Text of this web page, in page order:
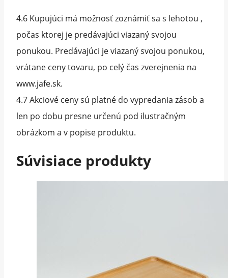
4.6 Kupujúci má možnosť zoznámiť sa s lehotou ,
počas ktorej je predávajúci viazaný svojou
ponukou. Predávajúci je viazaný svojou ponukou,
vrátane ceny tovaru, po celý čas zverejnenia na
www.jafe.sk.
4.7 Akciové ceny sú platné do vypredania zásob a
len po dobu presne určenú pod ilustračným
obrázkom a v popise produktu.
Súvisiace produkty